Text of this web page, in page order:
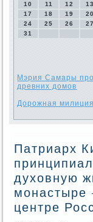
10
11 12 13
17
18 19 20
24
25 26 27
31
Мэрия Самары
древних домов
Дорожная
Патриарх
духовную
монастыре
центре